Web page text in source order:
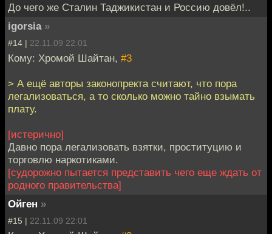
До чего же Сталин Таджикистан и Россию довёл!..
igorsia »
#14 | 22.11.09 22:01
Кому: Хромой Шайтан, #3
> А ещё авторы законопректа считают, что пора
легализоваться, а то сколько можно тайно взымать
плату.
[истерично]
Давно пора легализовать взятки, проституцию и
торговлю наркотиками.
[судорожно пытается представить чего еще ждать от
родного правительства]
Ойген »
#15 | 22.11.09 22:01